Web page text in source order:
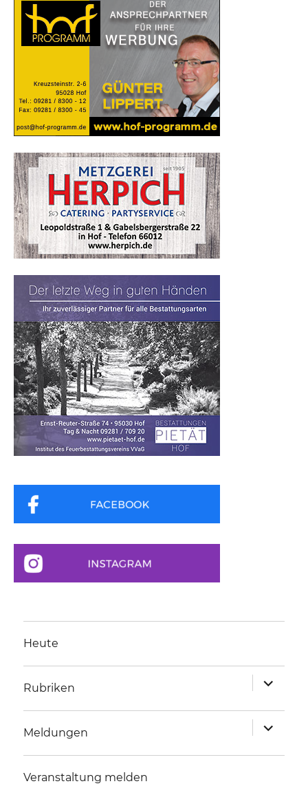
Heute
Rubriken
anzeigen
Meldungen
anzeigen
Veranstaltung melden